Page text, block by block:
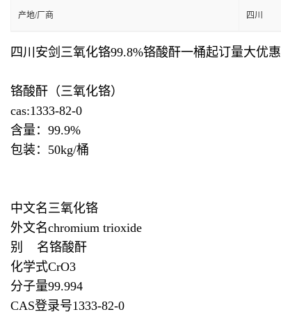
产地/厂商 四川
四川安剑三氧化铬99.8%铬酸酐一桶起订量大优惠
铬酸酐（三氧化铬）
cas:1333-82-0
含量：99.9%
包装：50kg/桶
中文名三氧化铬
外文名chromium trioxide
别 名铬酸酐
化学式CrO3
分子量99.994
CAS登录号1333-82-0